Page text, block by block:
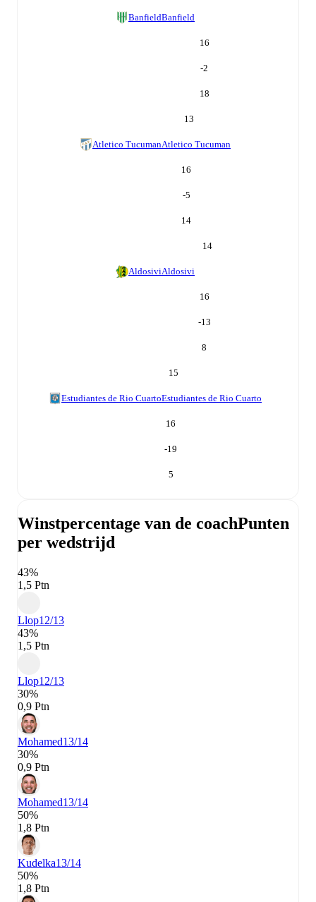
BanfieldBanfield
16
-2
18
13
Atletico TucumanAtletico Tucuman
16
-5
14
14
AldosiviAldosivi
16
-13
8
15
Estudiantes de Rio CuartoEstudiantes de Rio Cuarto
16
-19
5
Winstpercentage van de coachPunten
per wedstrijd
43%
1,5 Ptn
Llop12/13
43%
1,5 Ptn
Llop12/13
30%
0,9 Ptn
Mohamed13/14
30%
0,9 Ptn
Mohamed13/14
50%
1,8 Ptn
Kudelka13/14
50%
1,8 Ptn